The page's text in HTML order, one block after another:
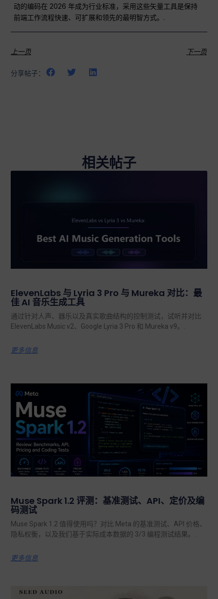
动的编码在 2026 年成为行业标准，采用这些矢量工具是保持
前端工作流程快速、可扩展和领先的最明智方式。.
上一页 下一页
分享帖子：
相关帖子
ElevenLabs 与 Lyria 3 Pro 与 Mureka 对比：最
佳 AI 音乐生成工具
通过针对人声、器乐以及真实歌曲结构的控制测试，试听并对比
ElevenLabs Music v2、Google Lyria 3 Pro 和 Mureka v9。.
更多信息
Muse Spark 1.2 评测：基准测试、API、定价及编
码测试
Muse Spark 1.2 值得使用吗？对比 Meta 的基准测试、API 价格、
隐私权衡，以及我们基于实际成本数据的 3/3 编程测试结果。.
更多信息